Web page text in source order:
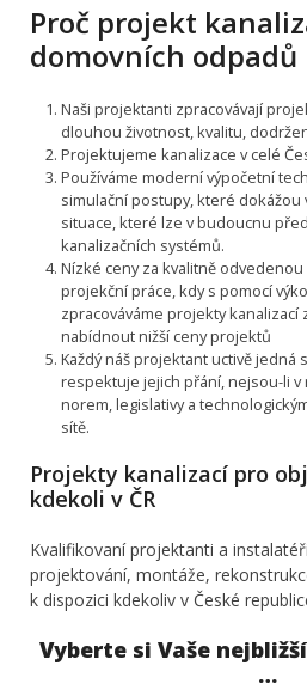
Proč projekt
domovních odpadů
Naši projektanti zpracovávají
dlouhou životnost, kvalitu,
Projektujeme kanalizace v celé
Používáme moderní výpočetní
simulační postupy, které dokážou
situace, které lze v budoucnu
kanalizačních systémů.
Nízké ceny za kvalitně
projekční práce, kdy s pomocí
zpracováváme projekty kanalizací
nabídnout nižší ceny projektů
Každý náš projektant uctivě jedná
respektuje jejich přání, nejsou-li v
norem, legislativy a
sítě.
Projekty kanalizací pro
kdekoli v ČR
Kvalifikovaní projektanti a
projektování, montáže,
k dispozici kdekoliv v České
Vyberte si Vaše
…